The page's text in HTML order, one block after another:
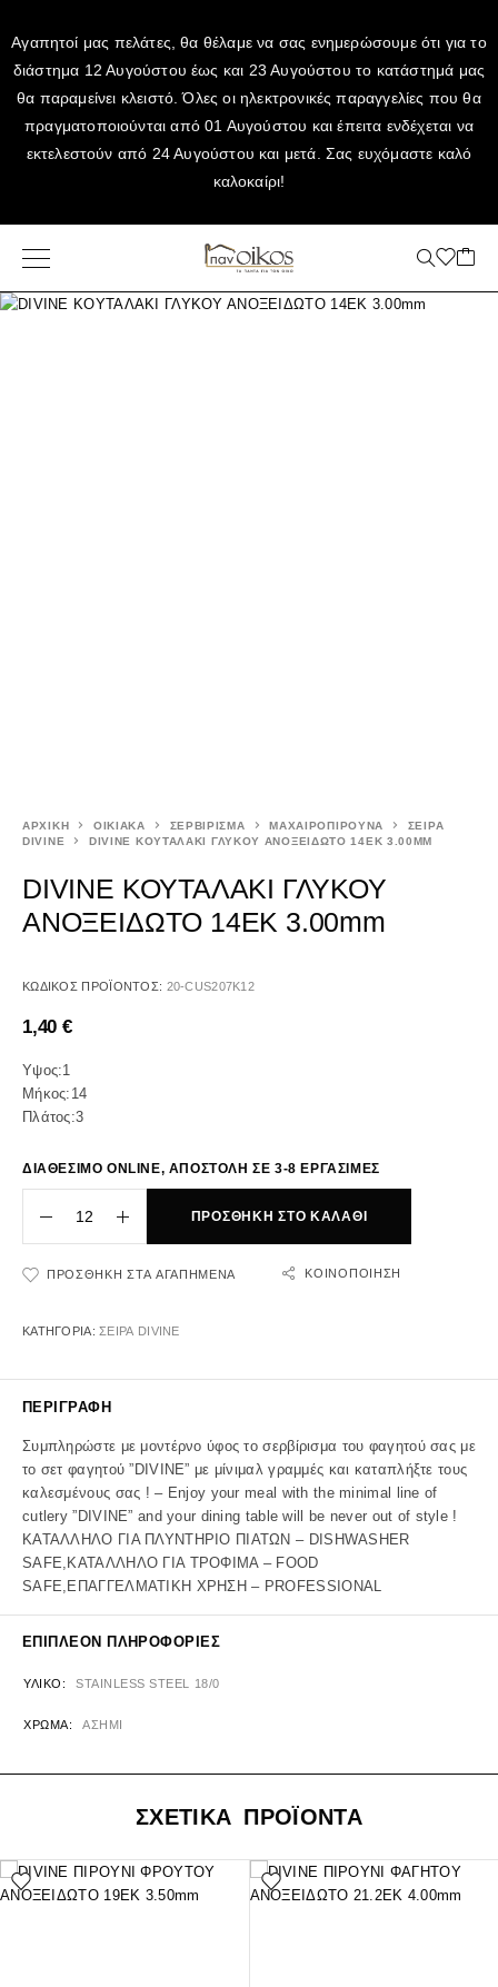
Αγαπητοί μας πελάτες, θα θέλαμε να σας ενημερώσουμε ότι για το
διάστημα 12 Αυγούστου έως και 23 Αυγούστου το κατάστημά μας
θα παραμείνει κλειστό. Όλες οι ηλεκτρονικές παραγγελίες που θα
πραγματοποιούνται από 01 Αυγούστου και έπειτα ενδέχεται να
εκτελεστούν από 24 Αυγούστου και μετά. Σας ευχόμαστε καλό
καλοκαίρι!
ΑΡΧΙΚΉ ΟΙΚΙΑΚΑ ΣΕΡΒΙΡΙΣΜΑ ΜΑΧΑΙΡΟΠΙΡΟΥΝΑ
ΣΕΙΡΑ
DIVINE
DIVINE ΚΟΥΤΑΛΑΚΙ ΓΛΥΚΟΥ ΑΝΟΞΕΙΔΩΤΟ 14ΕΚ 3.00MM
DIVINE ΚΟΥΤΑΛΑΚΙ ΓΛΥΚΟΥ
ΑΝΟΞΕΙΔΩΤΟ 14ΕΚ 3.00mm
ΚΩΔΙΚΌΣ ΠΡΟΪΌΝΤΟΣ: 20-CUS207K12
1,40€
Υψος:1
Μήκος:14
Πλάτος:3
ΔΙΑΘΕΣΙΜΟ ONLINE, ΑΠΟΣΤΟΛΗ ΣΕ 3-8 ΕΡΓΑΣΙΜΕΣ
ΠΡΟΣΘΉΚΗ ΣΤΟ ΚΑΛΆΘΙ
ΠΡΟΣΘΉΚΗ ΣΤΑ ΑΓΑΠΗΜΈΝΑ ΚΟΙΝΟΠΟΊΗΣΗ
ΚΑΤΗΓΟΡΊΑ:ΣΕΙΡΑ DIVINE
ΠΕΡΙΓΡΑΦΉ
Συμπληρώστε με μοντέρνο ύφος το σερβίρισμα του φαγητού σας με
το σετ φαγητού ”DIVINE” με μίνιμαλ γραμμές και καταπλήξτε τους
καλεσμένους σας ! – Enjoy your meal with the minimal line of
cutlery ”DIVINE” and your dining table will be never out of style !
ΚΑΤΑΛΛΗΛΟ ΓΙΑ ΠΛΥΝΤΗΡΙΟ ΠΙΑΤΩΝ – DISHWASHER
SAFE,ΚΑΤΑΛΛΗΛΟ ΓΙΑ ΤΡΟΦΙΜΑ – FOOD
SAFE,ΕΠΑΓΓΕΛΜΑΤΙΚΗ ΧΡΗΣΗ – PROFESSIONAL
ΕΠΙΠΛΈΟΝ ΠΛΗΡΟΦΟΡΊΕΣ
ΥΛΙΚΌ STAINLESS STEEL 18/0
ΧΡΏΜΑ ΑΣΗΜΙ
ΣΧΕΤΙΚΑ ΠΡΟΪΟΝΤΑ